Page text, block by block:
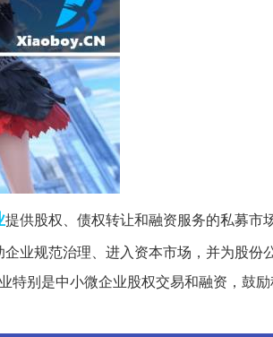
提供股权、债权转让和融资服务的私募市
企业规范治理、进入资本市场，并为股份
别是中小微企业股权交易和融资，鼓